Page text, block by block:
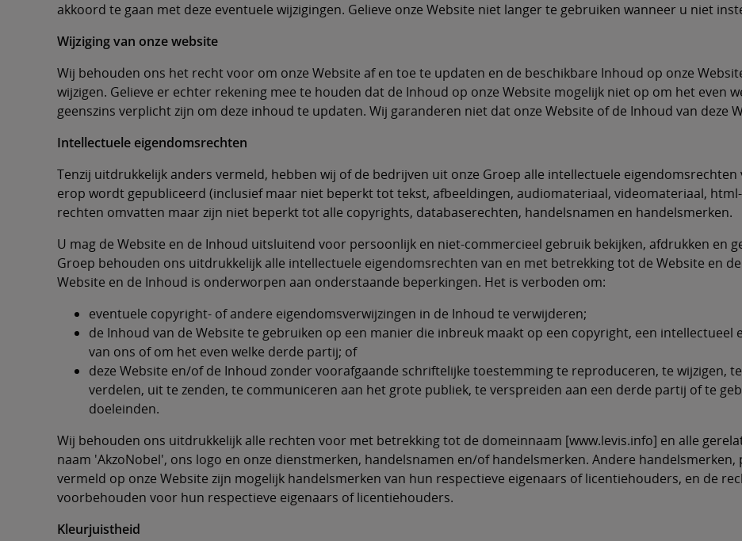
akkoord te gaan met deze eventuele wijzigingen. Gelieve onze Website niet langer te gebruiken wanneer u niet
Wijziging van onze website
Wij behouden ons het recht voor om onze Website af en toe te updaten en de beschikbare Inhoud op onze
wijzigen. Gelieve er echter rekening mee te houden dat de Inhoud op onze Website mogelijk niet op om het even
geenszins verplicht zijn om deze inhoud te updaten. Wij garanderen niet dat onze Website of de Inhoud van deze
Intellectuele eigendomsrechten
Tenzij uitdrukkelijk anders vermeld, hebben wij of de bedrijven uit onze Groep alle intellectuele
erop wordt gepubliceerd (inclusief maar niet beperkt tot tekst, afbeeldingen, audiomateriaal, videomateriaal,
rechten omvatten maar zijn niet beperkt tot alle copyrights, databaserechten, handelsnamen en handelsmerken.
U mag de Website en de Inhoud uitsluitend voor persoonlijk en niet-commercieel gebruik bekijken, afdrukken en
Groep behouden ons uitdrukkelijk alle intellectuele eigendomsrechten van en met betrekking tot de Website en
Website en de Inhoud is onderworpen aan onderstaande beperkingen. Het is verboden om:
eventuele copyright- of andere eigendomsverwijzingen in de Inhoud te verwijderen;
de Inhoud van de Website te gebruiken op een manier die inbreuk maakt op een copyright, een
van ons of om het even welke derde partij; of
deze Website en/of de Inhoud zonder voorafgaande schriftelijke toestemming te reproduceren, te wijzigen,
verdelen, uit te zenden, te communiceren aan het grote publiek, te verspreiden aan een derde partij of te
doeleinden.
Wij behouden ons uitdrukkelijk alle rechten voor met betrekking tot de domeinnaam [www.levis.info] en alle
naam 'AkzoNobel', ons logo en onze dienstmerken, handelsnamen en/of handelsmerken. Andere
vermeld op onze Website zijn mogelijk handelsmerken van hun respectieve eigenaars of licentiehouders, en de
voorbehouden voor hun respectieve eigenaars of licentiehouders.
Kleurjuistheid